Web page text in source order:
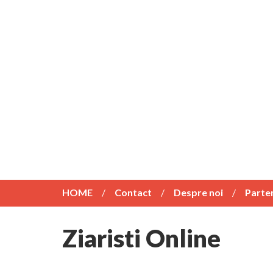
HOME Contact Despre noi
Ziaristi Online